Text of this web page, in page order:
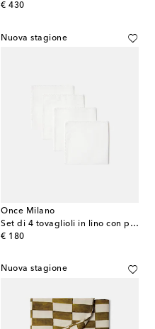
€ 430
original price
Nuova stagione
Once Milano
Set di 4 tovaglioli in lino con pizzo
€ 180
original price
Nuova stagione